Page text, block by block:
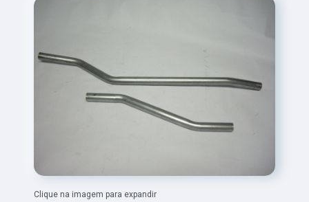
Clique na imagem para expandir